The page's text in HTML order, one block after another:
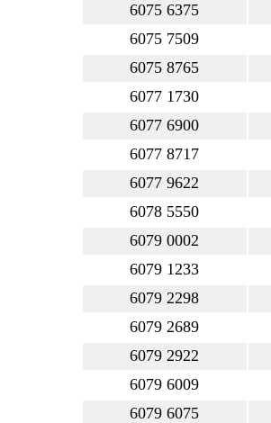
6075 6375
6075 7509
6075 8765
6077 1730
6077 6900
6077 8717
6077 9622
6078 5550
6079 0002
6079 1233
6079 2298
6079 2689
6079 2922
6079 6009
6079 6075